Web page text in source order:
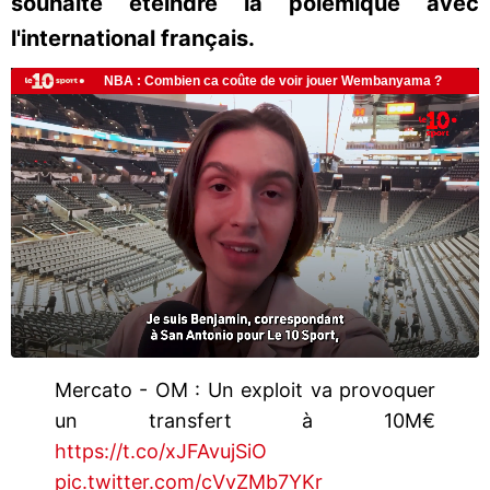
l'international français.
Mercato - OM : Un exploit va provoquer
un transfert à 10M€
https://t.co/xJFAvujSiO
pic.twitter.com/cVvZMb7YKr